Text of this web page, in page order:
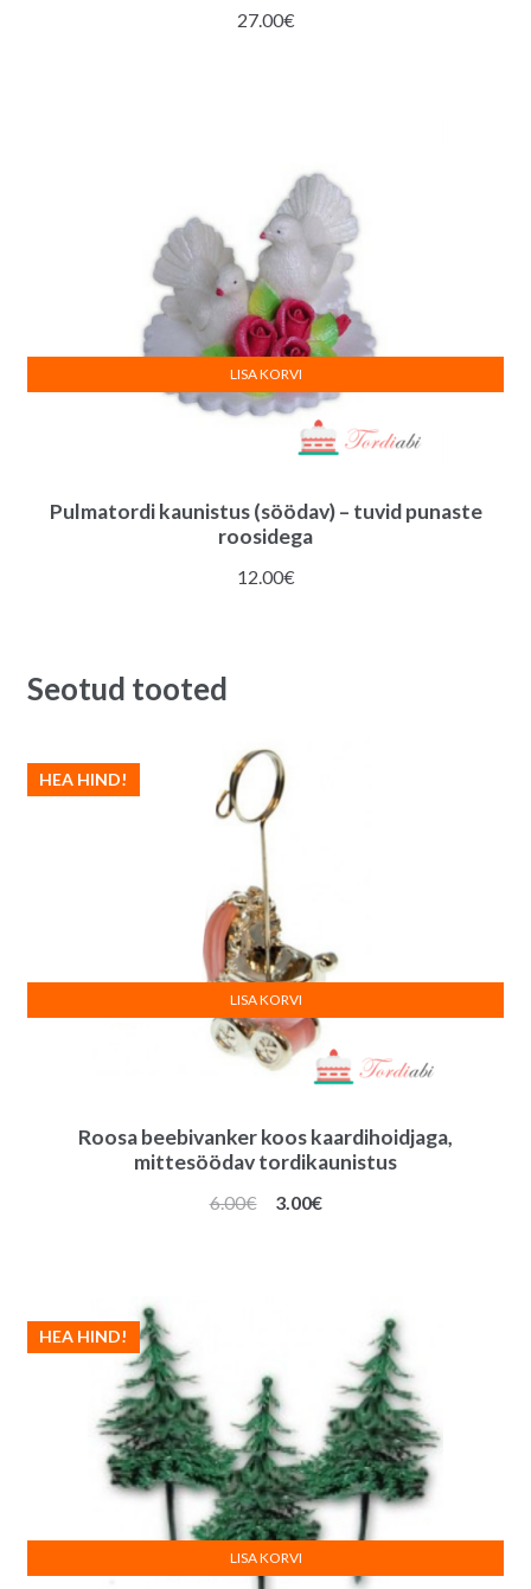
27.00€
Pulmatordi kaunistus (söödav) – tuvid punaste
roosidega
12.00€
LISA KORVI
Seotud tooted
Roosa beebivanker koos kaardihoidjaga,
mittesöödav tordikaunistus
HEA HIND!
6.00€
Algne
3.00€Praegune
LISA KORVI
HEA HIND!
LISA KORVI